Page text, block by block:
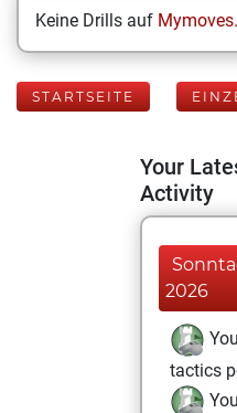
Keine Drills auf
STARTSEITE
Your
Activity
2026
tactics
You